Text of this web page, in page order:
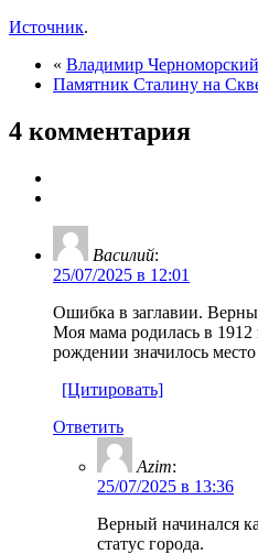
Источник.
« Владимир
Памятник Сталину на
4 комментария
Василий:
25/07/2025 в 12:01
Ошибка в заглавии.
Моя мама родилась в 1912
рождении значилось
[Цитировать]
Ответить
Azim:
25/07/2025 в 13:36
Верный начинался
статус города.